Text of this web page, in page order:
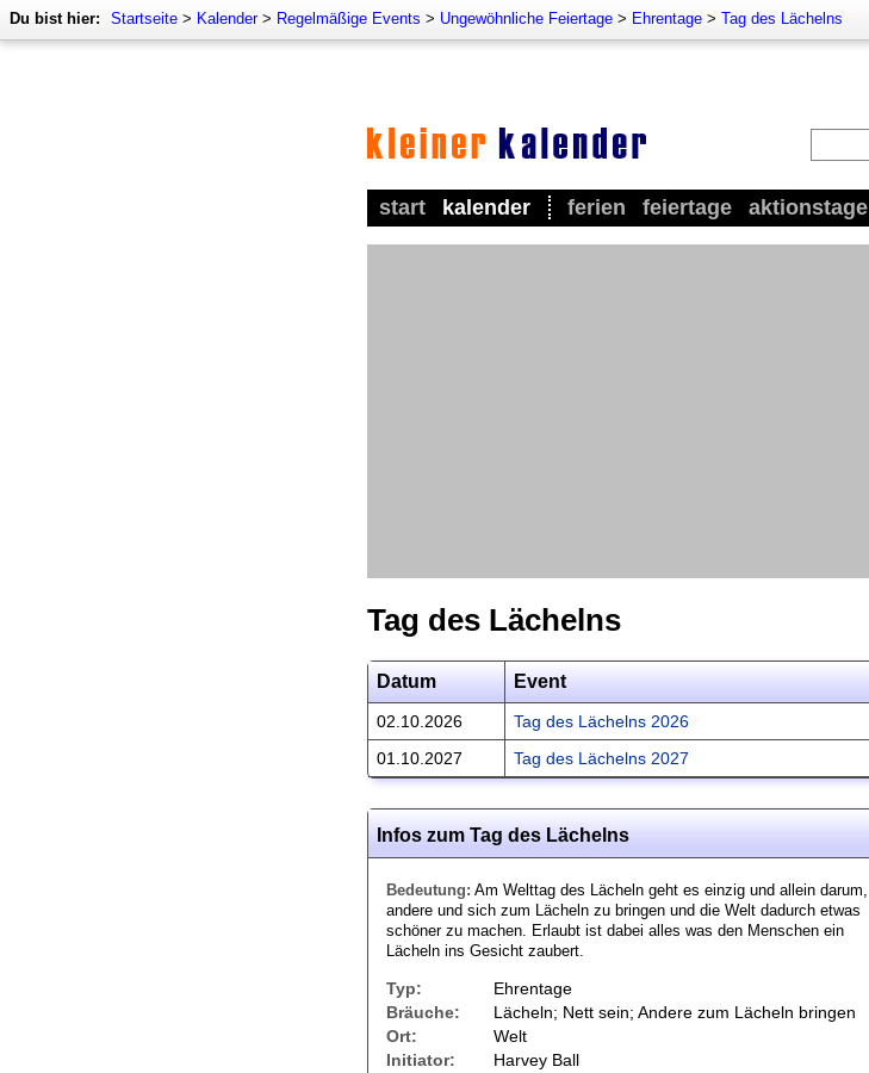
Du bist hier: Startseite > Kalender> Regelmäßige Events > Ungewöhnliche Feiertage > Ehrentage > Tag des Lächelns
start kalender ferien feiertage aktionstage
Tag des Lächelns
Datum Event
02.10.2026 Tag des Lächelns 2026
01.10.2027
Tag des Lächelns 2027
Infos zum Tag des Lächelns
Bedeutung: Am Welttag des Lächeln geht es einzig und allein darum,
andere und sich zum Lächeln zu bringen und die Welt dadurch etwas
schöner zu machen. Erlaubt ist dabei alles was den Menschen ein
Lächeln ins Gesicht zaubert.
Typ:
Ehrentage
Bräuche:
Lächeln; Nett sein; Andere zum Lächeln bringen
Ort:
Welt
Initiator:
Harvey Ball